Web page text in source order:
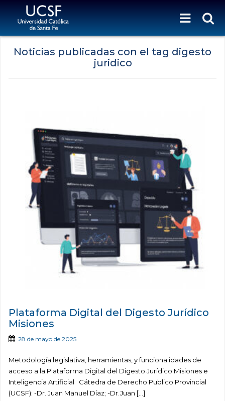
Noticias publicadas con el tag digesto
juridico
Plataforma Digital del Digesto Jurídico
Misiones
28 de mayo de 2025
Metodología legislativa, herramientas, y funcionalidades de
acceso a la Plataforma Digital del Digesto Jurídico Misiones e
Inteligencia Artificial Cátedra de Derecho Publico Provincial
(UCSF): -Dr. Juan Manuel Díaz; -Dr.Juan […]